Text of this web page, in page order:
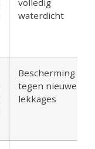
waterdicht
Bescherming
tegen nieuwe
lekkages